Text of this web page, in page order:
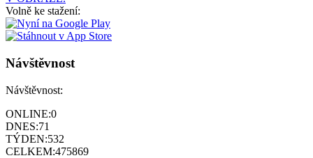
Volně ke stažení:
Návštěvnost
Návštěvnost:
ONLINE:0
DNES:71
TÝDEN:532
CELKEM:475869